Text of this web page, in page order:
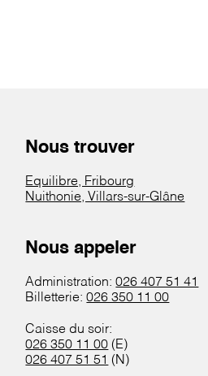
Nous trouver
Equilibre, Fribourg
Nuithonie, Villars-sur-Glâne
Nous appeler
Administration:026 407 51 41
Billetterie:026 350 11 00
Caisse du soir:
026 350 11 00 (E)
026 407 51 51 (N)